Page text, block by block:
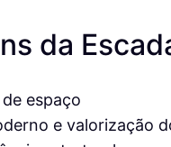
da
espaço
e valorização